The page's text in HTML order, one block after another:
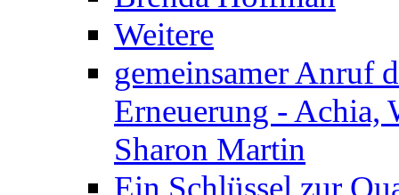
Weitere
gemeinsamer Anruf
Erneuerung - Achia,
Sharon Martin
Ein Schlüssel zur